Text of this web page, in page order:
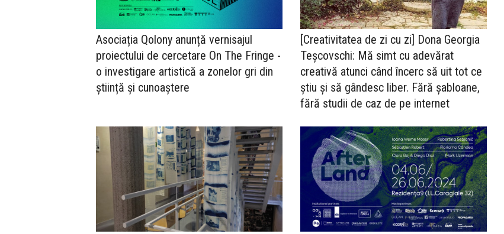
Asociația Qolony anunță vernisajul
proiectului de cercetare On The Fringe -
o investigare artistică a zonelor gri din
știință și cunoaștere
[Creativitatea de zi cu zi] Dona Georgia
Teșcovschi: Mă simt cu adevărat
creativă atunci când încerc să uit tot ce
știu și să gândesc liber. Fără șabloane,
fără studii de caz de pe internet